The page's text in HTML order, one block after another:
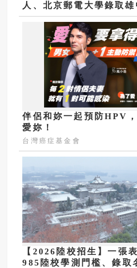
人、北京郵電大學錄取雄
中一中生
伴侶和妳一起預防HPV
愛妳！
台灣癌症基金會
【2026陸校招生】一張
985陸校學測門檻、錄取